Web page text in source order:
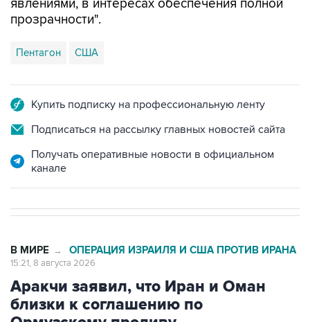
Пентагон США
Подписаться на рассылку главных новостей сайта
Получать оперативные новости в официальном
Аракчи заявил, что Иран и Оман
близки к соглашению по
Ормузскому проливу